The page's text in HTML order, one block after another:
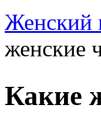
Женский
женские
Какие